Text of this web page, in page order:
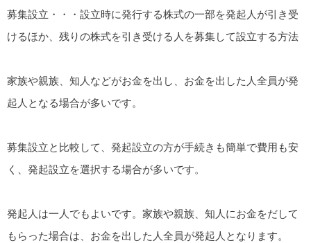
募集設立・・・設立時に発行する株式の一部を発起人が引き受
けるほか、残りの株式を引き受ける人を募集して設立する方法
家族や親族、知人などがお金を出し、お金を出した人全員が発
起人となる場合が多いです。
募集設立と比較して、発起設立の方が手続きも簡単で費用も安
く、発起設立を選択する場合が多いです。
発起人は一人でもよいです。家族や親族、知人にお金をだして
もらった場合は、お金を出した人全員が発起人となります。